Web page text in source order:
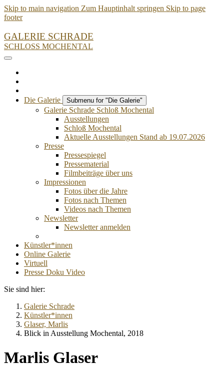
Skip to main navigation Zum Hauptinhalt springen Skip to page
footer
GALERIE SCHRADE
SCHLOSS MOCHENTAL
Die Galerie Submenu for "Die Galerie"
Galerie Schrade Schloß Mochental
Ausstellungen
Schloß Mochental
Aktuelle Ausstellungen Stand ab 19.07.2026
Presse
Pressespiegel
Pressematerial
Filmbeiträge über uns
Impressionen
Fotos über die Jahre
Fotos nach Themen
Videos nach Themen
Newsletter
Newsletter anmelden
Künstler*innen
Online Galerie
Virtuell
Presse Doku Video
Sie sind hier:
Galerie Schrade
Künstler*innen
Glaser, Marlis
Blick in Ausstellung Mochental, 2018
Marlis Glaser